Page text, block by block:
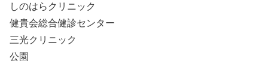
しのはらクリニック
健貴会総合健診センター
三光クリニック
公園